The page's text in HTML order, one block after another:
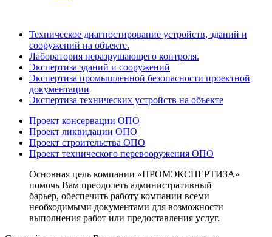
Техническое диагностирование устройств, зданий и
сооружений на объекте.
Лаборатория неразрушающего контроля.
Экспертиза зданий и сооружений
Экспертиза промышленной безопасности проектной
документации
Экспертиза технических устройств на объекте
Проект консервации ОПО
Проект ликвидации ОПО
Проект строительства ОПО
Проект технического перевооружения ОПО
Основная цель компании «ПРОМЭКСПЕРТИЗА»
помочь Вам преодолеть административный
барьер, обеспечить работу компании всеми
необходимыми документами для возможности
выполнения работ или предоставления услуг.